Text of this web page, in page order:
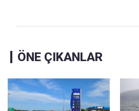
ÖNE ÇIKANLAR